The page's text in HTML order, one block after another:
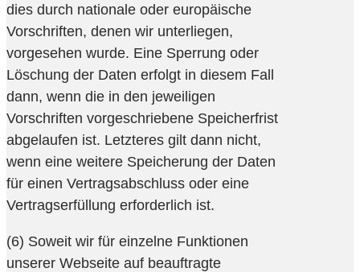
dies durch nationale oder europäische
Vorschriften, denen wir unterliegen,
vorgesehen wurde. Eine Sperrung oder
Löschung der Daten erfolgt in diesem Fall
dann, wenn die in den jeweiligen
Vorschriften vorgeschriebene Speicherfrist
abgelaufen ist. Letzteres gilt dann nicht,
wenn eine weitere Speicherung der Daten
für einen Vertragsabschluss oder eine
Vertragserfüllung erforderlich ist.
(6) Soweit wir für einzelne Funktionen
unserer Webseite auf beauftragte